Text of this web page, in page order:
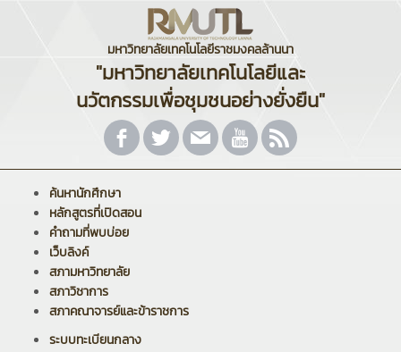
มหาวิทยาลัยเทคโนโลยีราชมงคลล้านนา
"มหาวิทยาลัยเทคโนโลยีและ
นวัตกรรมเพื่อชุมชนอย่างยั่งยืน"
ค้นหานักศึกษา
หลักสูตรที่เปิดสอน
คำถามที่พบบ่อย
เว็บลิงค์
สภามหาวิทยาลัย
สภาวิชาการ
สภาคณาจารย์และข้าราชการ
ระบบทะเบียนกลาง